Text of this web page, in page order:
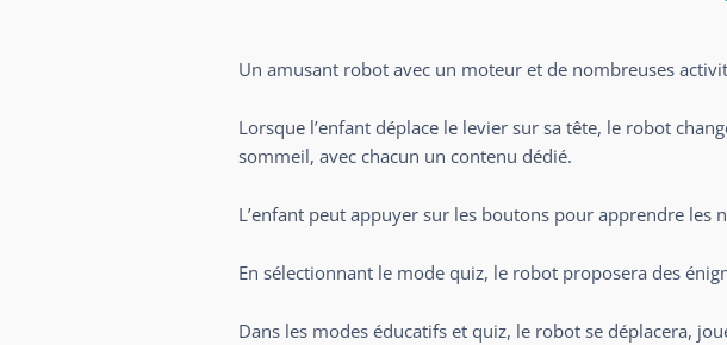
Un amusant robot avec un moteur et de nombreuses
Lorsque l’enfant déplace le levier sur sa tête, le robot
sommeil, avec chacun un contenu dédié.
L’enfant peut appuyer sur les boutons pour apprendre les
En sélectionnant le mode quiz, le robot proposera des
Dans les modes éducatifs et quiz, le robot se déplacera,